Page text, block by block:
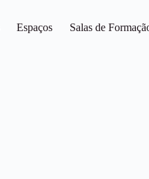
Espaços Salas de